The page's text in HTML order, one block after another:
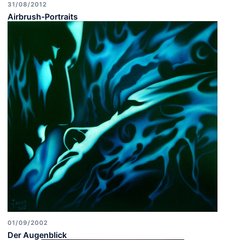
31/08/2012
Airbrush-Portraits
01/09/2002
Der Augenblick